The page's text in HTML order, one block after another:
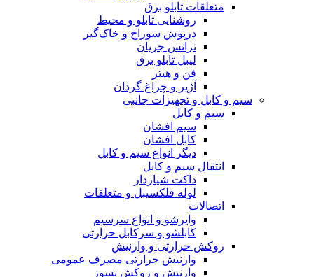
متعلقات تابلو برق
روشنایی تابلو و محیط
درپوش سوراخ و خاک‌گیر
ترانس جریان
لیبل تابلو برق
فن و هیتر
آژیر و چراغ گردان
سیم و کابل و تجهیزات جانبی
سیم و کابل
سیم افشان
کابل افشان
دیگر انواع سیم و کابل
انتقال سیم و کابل
داکت شیاردار
لوله فلکسیبل و متعلقات
اتصالات
وایرشو و انواع سرسیم
کابلشو و سرکابل حرارتی
روکش حرارتی و وارنیش
وارنیش حرارتی مصرف عمومی
وارنیش و روکش نسوز